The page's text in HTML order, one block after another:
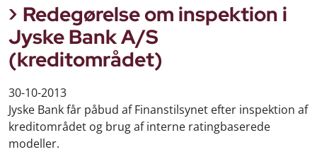
Redegørelse om inspektion i
Jyske Bank A/S
(kreditområdet)
30-10-2013
Jyske Bank får påbud af Finanstilsynet efter inspektion af
kreditområdet og brug af interne ratingbaserede
modeller.